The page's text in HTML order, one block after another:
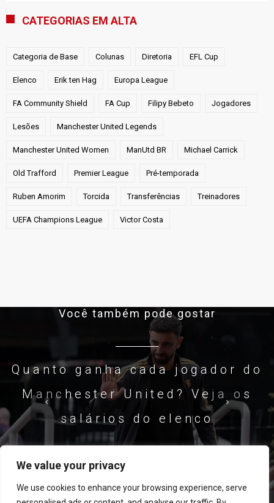
We value your privacy
We use cookies to enhance your browsing experience, serve
CATEGORIAS EM ALTA
Categoria de Base Colunas Diretoria EFL Cup
Elenco Erik ten Hag Europa League
FA Community Shield FA Cup Filipy Bebeto Jogadores
Lesões Manchester United Legends
Manchester United Women ManUtd BR Michael Carrick
Old Trafford Premier League Pré-temporada
Ruben Amorim Torcida Transferências Treinadores
UEFA Champions League Victor Costa
Você também pode gostar
Quanto ganha cada jogador do
Manchester United? Veja os
salários do elenco
LEIA AGORA